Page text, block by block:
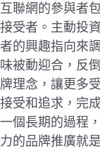
互聯網的參與者
接受者。主動投
者的興趣指向來
味被動迎合，反
牌理念，讓更多
接受和追求，完
一個長期的過程
力的品牌推廣就